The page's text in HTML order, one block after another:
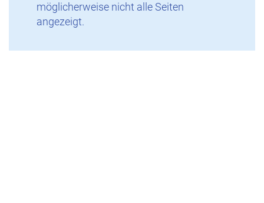
möglicherweise nicht alle Seiten
angezeigt.